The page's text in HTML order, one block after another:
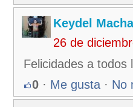
Keydel
26 de
Felicidades a todos
0 · Me gusta · No